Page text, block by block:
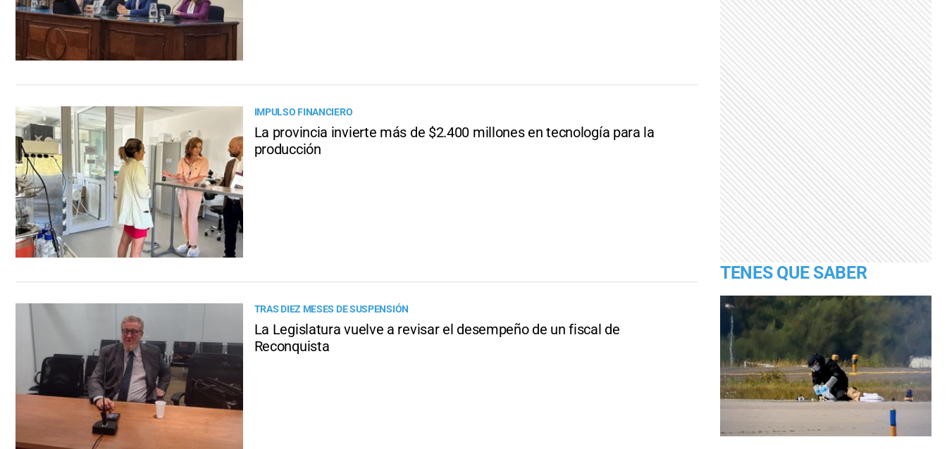
IMPULSO FINANCIERO
La provincia invierte más de $2.400 millones en tecnología para la
producción
TRAS DIEZ MESES DE SUSPENSIÓN
La Legislatura vuelve a revisar el desempeño de un fiscal de
Reconquista
TENES QUE SABER